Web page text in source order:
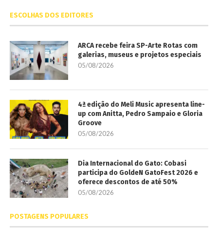
ESCOLHAS DOS EDITORES
ARCA recebe feira SP-Arte Rotas com
galerias, museus e projetos especiais
05/08/2026
4ª edição do Meli Music apresenta line-
up com Anitta, Pedro Sampaio e Gloria
Groove
05/08/2026
Dia Internacional do Gato: Cobasi
participa do GoldeN GatoFest 2026 e
oferece descontos de até 50%
05/08/2026
POSTAGENS POPULARES